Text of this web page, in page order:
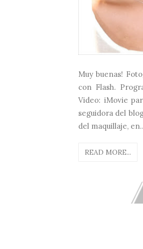
Muy buenas!
con Flash.
Video: iMovie
seguidora del
del maquillaje,
READ MORE...